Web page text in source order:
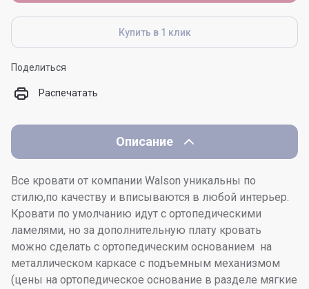
Купить в 1 клик
Поделиться
Распечатать
Описание
Все кровати от компании Walson уникальны по
стилю,по качеству и вписываются в любой интерьер.
Кровати по умолчанию идут с ортопедическими
ламелями, но за дополнительную плату кровать
можно сделать с ортопедическим основанием на
металлическом каркасе с подъемным механизмом
(цены на ортопедическое основание в разделе мягкие